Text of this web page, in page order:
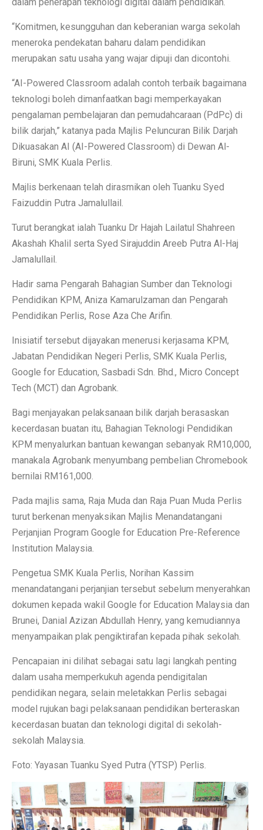
“Komitmen, kesungguhan dan keberanian warga sekolah
meneroka pendekatan baharu dalam pendidikan
merupakan satu usaha yang wajar dipuji dan dicontohi.
“AI-Powered Classroom adalah contoh terbaik bagaimana
teknologi boleh dimanfaatkan bagi memperkayakan
pengalaman pembelajaran dan pemudahcaraan (PdPc) di
bilik darjah,” katanya pada Majlis Peluncuran Bilik Darjah
Dikuasakan AI (AI-Powered Classroom) di Dewan Al-
Biruni, SMK Kuala Perlis.
Majlis berkenaan telah dirasmikan oleh Tuanku Syed
Faizuddin Putra Jamalullail.
Turut berangkat ialah Tuanku Dr Hajah Lailatul Shahreen
Akashah Khalil serta Syed Sirajuddin Areeb Putra Al-Haj
Jamalullail.
Hadir sama Pengarah Bahagian Sumber dan Teknologi
Pendidikan KPM, Aniza Kamarulzaman dan Pengarah
Pendidikan Perlis, Rose Aza Che Arifin.
Inisiatif tersebut dijayakan menerusi kerjasama KPM,
Jabatan Pendidikan Negeri Perlis, SMK Kuala Perlis,
Google for Education⁠, Sasbadi Sdn. Bhd.⁠, Micro Concept
Tech (MCT)⁠ dan Agrobank⁠.
Bagi menjayakan pelaksanaan bilik darjah berasaskan
kecerdasan buatan itu, Bahagian Teknologi Pendidikan
KPM menyalurkan bantuan kewangan sebanyak RM10,000,
manakala Agrobank menyumbang pembelian Chromebook
bernilai RM161,000.
Pada majlis sama, Raja Muda dan Raja Puan Muda Perlis
turut berkenan menyaksikan Majlis Menandatangani
Perjanjian Program Google for Education Pre-Reference
Institution Malaysia.
Pengetua SMK Kuala Perlis, Norihan Kassim
menandatangani perjanjian tersebut sebelum menyerahkan
dokumen kepada wakil Google for Education Malaysia dan
Brunei, Danial Azizan Abdullah Henry, yang kemudiannya
menyampaikan plak pengiktirafan kepada pihak sekolah.
Pencapaian ini dilihat sebagai satu lagi langkah penting
dalam usaha memperkukuh agenda pendigitalan
pendidikan negara, selain meletakkan Perlis sebagai
model rujukan bagi pelaksanaan pendidikan berteraskan
kecerdasan buatan dan teknologi digital di sekolah-
sekolah Malaysia.
Foto: Yayasan Tuanku Syed Putra (YTSP) Perlis.